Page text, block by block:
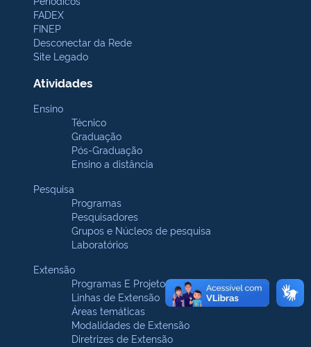
FADEX
FINEP
Desconectar da Rede
Site Legado
Atividades
Ensino
Técnico
Graduação
Pós-Graduação
Ensino a distância
Pesquisa
Programas
Pesquisadores
Grupos e Núcleos de pesquisa
Laboratórios
Extensão
Programas E Projetos
Linhas de Extensão
Áreas temáticas
Modalidades de Extensão
Diretrizes de Extensão